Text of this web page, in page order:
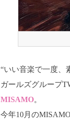
“いい音楽で一度、
ガールズグループ
MISAMO。
今年10月の